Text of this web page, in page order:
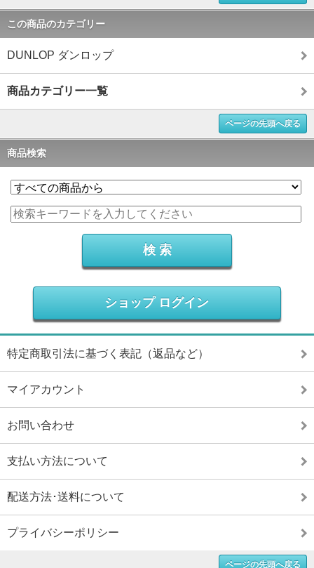
この商品のカテゴリー
DUNLOP ダンロップ
商品カテゴリー一覧
ページの先頭へ戻る
商品検索
ショップ ログイン
特定商取引法に基づく表記（返品など）
マイアカウント
お問い合わせ
支払い方法について
配送方法･送料について
プライバシーポリシー
ページの先頭へ戻る